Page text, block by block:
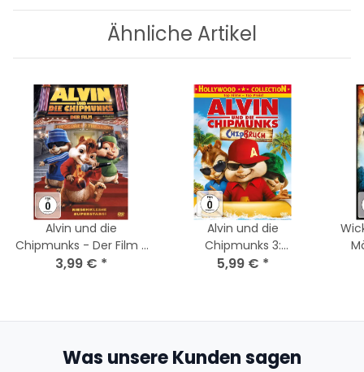
Ähnliche Artikel
Alvin und die
Chipmunks - Der Film /
DVD
3,99 € *
Alvin und die
Chipmunks 3:
Chipbruch / DVD
5,99 € *
Was unsere Kunden sagen